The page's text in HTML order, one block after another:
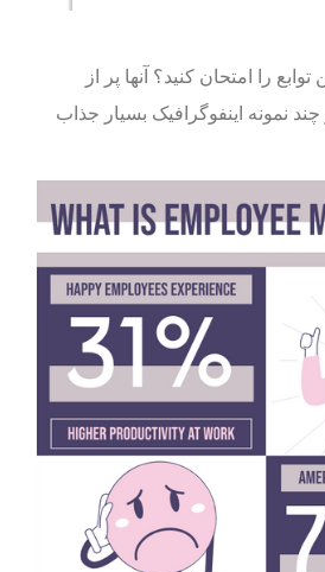
را امتحان کنید؟ آنها پر از
نمونه اینفوگرافیک بسیار جذاب